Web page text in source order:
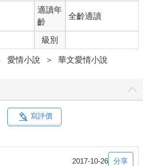
」房之羽開口閉口都是哭夭，肚子是有多
像是下一秒就要奪門而出。
那句話叫什麼，眼淚是珍珠，珍珠不要
速湊近拿著面紙幫我擦眼淚，甚至連鼻
就變豬。有夠無聊，我要回座位了。」譚
也回座位嘍，交給你了，佑惟媽媽。」房
著回座。
的好朋友，只有你才關心我！」我痛哭，
適讀年
齡
全齡適讀
級別
愛情小說 ＞ 華文愛情小說
寫評價
2017-10-26 分享